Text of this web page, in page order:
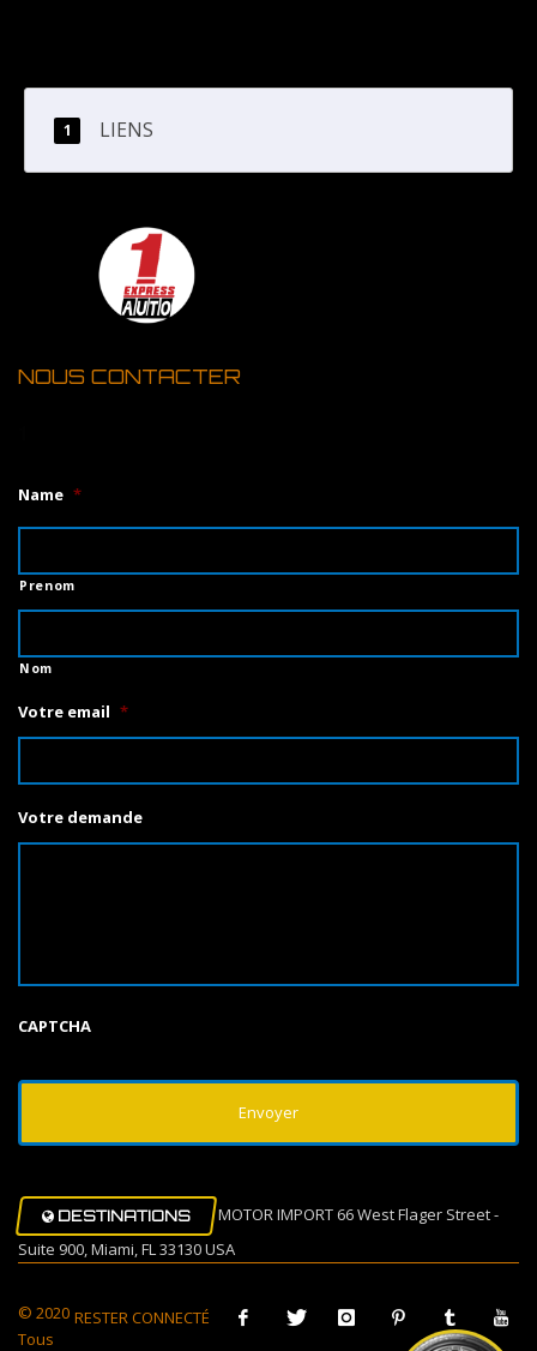
LIENS
NOUS CONTACTER
Name *
Prenom
Nom
Votre email *
Votre demande
CAPTCHA
DESTINATIONS
MOTOR IMPORT 66 West Flager Street -
Suite 900, Miami, FL 33130 USA
RESTER CONNECTÉ
© 2020
Tous